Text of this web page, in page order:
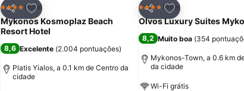
Partilhar
Adicionar aos favoritos
4 EstrelasHotel
Mykonos Kosmoplaz Beach
Resort Hotel
8,6 Excelente (2.004 pontuações)
Platis Yialos, a 0.1 km de Centro da
cidade
Partilhar
Adicionar aos
4 EstrelasHotel
Olvos Luxury Suites
8,2 Muito boa (354
Mykonos-Town, a 0.6 km
da cidade
Wi-Fi grátis